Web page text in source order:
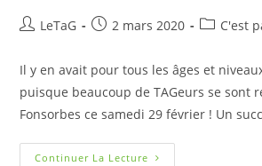
LeTaG 2 mars 2020 C'est
Il y en avait pour tous les âges et
puisque beaucoup de TAGeurs se sont
Fonsorbes ce samedi 29 février ! Un
Continuer La Lecture